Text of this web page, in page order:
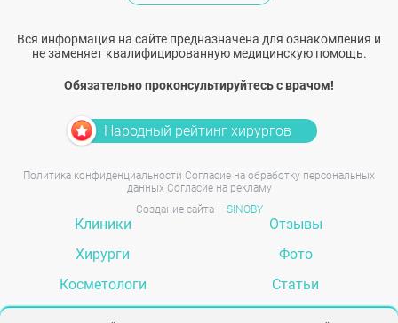
Вся информация на сайте предназначена для ознакомления и
не заменяет квалифицированную медицинскую помощь.
Обязательно проконсультируйтесь с врачом!
Народный рейтинг хирургов
Политика конфиденциальности Согласие на обработку персональных
данных Согласие на рекламу
Создание сайта – SINOBY
Клиники
Хирурги
Косметологи
Отзывы
Фото
Статьи